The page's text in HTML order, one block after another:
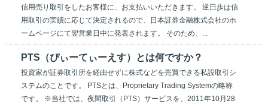
信用売り取引をしたお客様に、お支払いいただきます。 逆日歩は信
用取引の実績に応じて決定されるので、日本証券金融株式会社のホ
ームページにて翌営業日中に発表されます。 そのため、...
PTS（ぴぃーてぃーえす）とは何ですか？
投資家が証券取引所を経由せずに株式などを売買できる私設取引シ
ステムのことです。 PTSとは、Proprietary Trading Systemの略称
です。 ※当社では、夜間取引（PTS）サービスを、2011年10月28